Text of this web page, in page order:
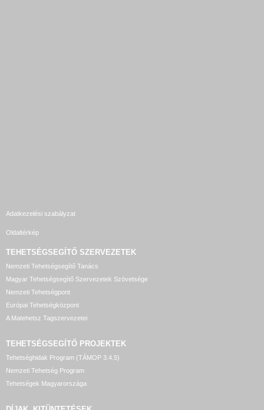
Adatkezelési szabályzat
Oldaltérkép
TEHETSÉGSEGÍTŐ SZERVEZETEK
Nemzeti Tehetségsegítő Tanács
Magyar Tehetségsegítő Szervezetek Szövetsége
Nemzeti Tehetségpont
Európai Tehetségközpont
A Matehetsz Tagszervezetei
TEHETSÉGSEGÍTŐ PROJEKTEK
Tehetséghidak Program (TÁMOP 3.4.5)
Nemzeti Tehetség Program
Tehetségek Magyarországa